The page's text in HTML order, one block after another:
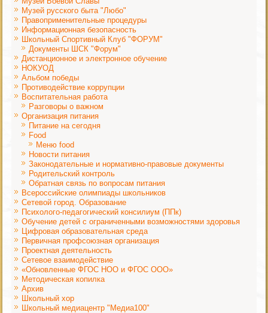
Музей русского быта "Любо"
Правоприменительные процедуры
Информационная безопасность
Школьный Спортивный Клуб "ФОРУМ"
Документы ШСК "Форум"
Дистанционное и электронное обучение
НОКУОД
Альбом победы
Противодействие коррупции
Воспитательная работа
Разговоры о важном
Организация питания
Питание на сегодня
Food
Меню food
Новости питания
Законодательные и нормативно-правовые документы
Родительский контроль
Обратная связь по вопросам питания
Всероссийские олимпиады школьников
Сетевой город. Образование
Психолого-педагогический консилиум (ППк)
Обучение детей с ограниченными возможностями здоровья
Цифровая образовательная среда
Первичная профсоюзная организация
Проектная деятельность
Сетевое взаимодействие
«Обновленные ФГОС НОО и ФГОС ООО»
Методическая копилка
Архив
Школьный хор
Школьный медиацентр "Медиа100"